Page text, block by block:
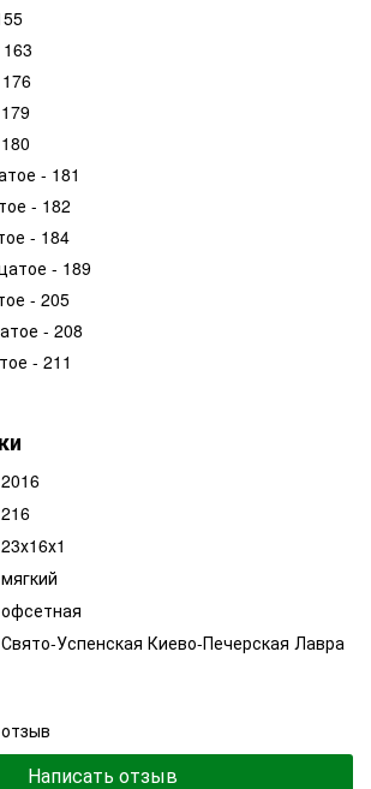
- 181
- 182
- 184
- 189
- 205
- 208
- 211
2016
216
23х16х1
мягкий
офсетная
Свято-Успенская Киево-Печерская Лавра
Написать отзыв